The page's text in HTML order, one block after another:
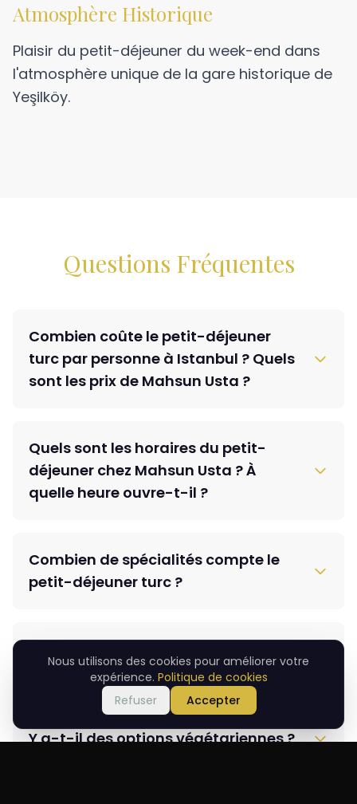
Atmosphère Historique
Plaisir du petit-déjeuner du week-end dans
l'atmosphère unique de la gare historique de
Yeşilköy.
Questions Fréquentes
Combien coûte le petit-déjeuner
turc par personne à Istanbul ? Quels
sont les prix de Mahsun Usta ?
Quels sont les horaires du petit-
déjeuner chez Mahsun Usta ? À
quelle heure ouvre-t-il ?
Combien de spécialités compte le
petit-déjeuner turc ?
une table ?
Y a-t-il des options végétariennes ?
Nous utilisons des cookies pour améliorer votre
expérience. Politique de cookies
Refuser
Accepter